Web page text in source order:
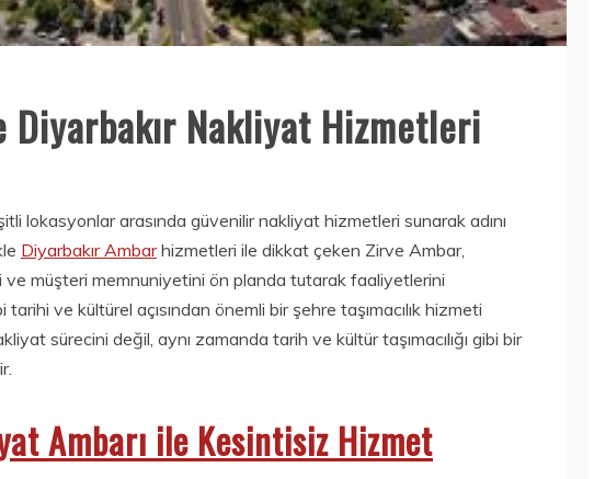
Diyarbakır Nakliyat Hizmetleri
lokasyonlar arasında güvenilir nakliyat hizmetleri sunarak adını
Diyarbakır Ambarhizmetleri ile dikkat çeken Zirve Ambar,
ve müşteri memnuniyetini ön planda tutarak faaliyetlerini
ve kültürel açısından önemli bir şehre taşımacılık hizmeti
sürecini değil, aynı zamanda tarih ve kültür taşımacılığı gibi bir
Ambarı ile Kesintisiz Hizmet